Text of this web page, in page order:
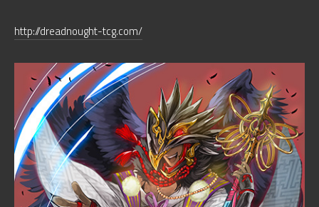
http://dreadnought-tcg.com/